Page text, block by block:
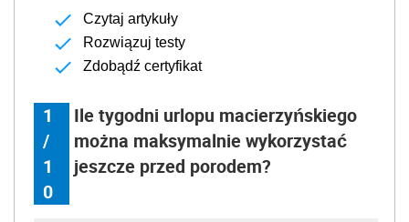
Czytaj artykuły
Rozwiązuj testy
Zdobądź certyfikat
1
/
1
0
Ile tygodni urlopu macierzyńskiego
można maksymalnie wykorzystać
jeszcze przed porodem?